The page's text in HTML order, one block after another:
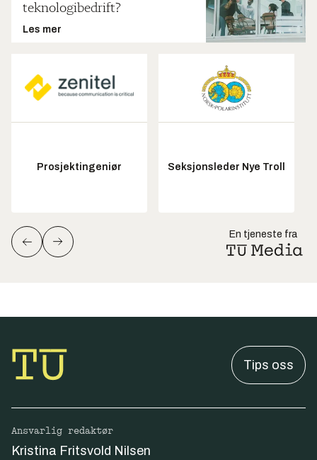
teknologibedrift?
Les mer
Prosjektingeniør Seksjonsleder Nye Troll
En tjeneste fra
Tips oss
Ansvarlig redaktør
Kristina Fritsvold Nilsen